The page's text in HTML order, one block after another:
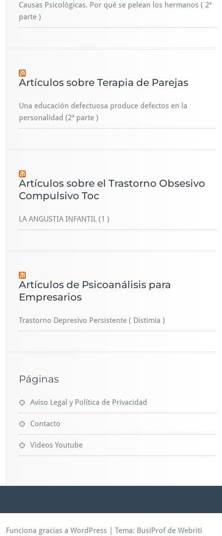
Causas Psicológicas. Por qué se pelean los hermanos ( 2ª
parte )
Artículos sobre Terapia de Parejas
Una educación defectuosa produce defectos en la
personalidad (2ª parte )
Artículos sobre el Trastorno Obsesivo
Compulsivo Toc
LA ANGUSTIA INFANTIL (1 )
Artículos de Psicoanálisis para
Empresarios
Trastorno Depresivo Persistente ( Distimia )
Páginas
Aviso Legal y Política de Privacidad
Contacto
Videos Youtube
Funciona gracias a WordPress | Tema: BusiProf de Webriti